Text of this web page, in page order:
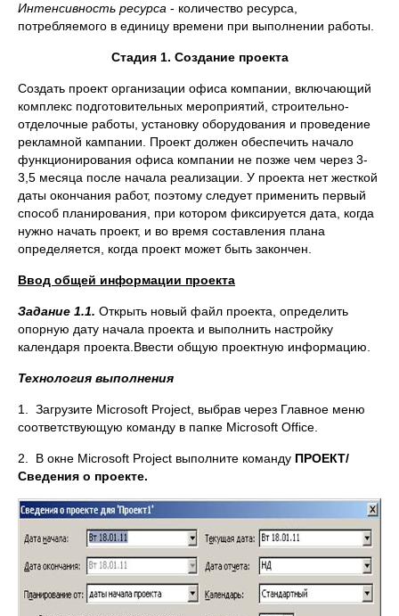
Интенсивность ресурса - количество ресурса,
потребляемого в единицу времени при выполнении работы.
Стадия 1. Создание проекта
Создать проект организации офиса компании, включающий
комплекс подготовительных мероприятий, строительно-
отделочные работы, установку оборудования и проведение
рекламной кампании. Проект должен обеспечить начало
функционирования офиса компании не позже чем через 3-
3,5 месяца после начала реализации. У проекта нет жесткой
даты окончания работ, поэтому следует применить первый
способ планирования, при котором фиксируется дата, когда
нужно начать проект, и во время составления плана
определяется, когда проект может быть закончен.
Ввод общей информации проекта
Задание 1.1. Открыть новый файл проекта, определить
опорную дату начала проекта и выполнить настройку
календаря проекта.Ввести общую проектную информацию.
Технология выполнения
1. Загрузите Microsoft Project, выбрав через Главное меню
соответствующую команду в папке Microsoft Office.
2. В окне Microsoft Project выполните команду ПРОЕКТ/
Сведения о проекте.